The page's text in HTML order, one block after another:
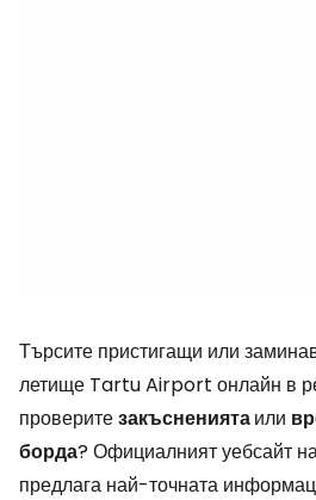
Търсите пристигащи или
летище Tartu Airport онлайн в
проверитезакъснениятаили
борда? Официалният уебсайт
предлага най-точната